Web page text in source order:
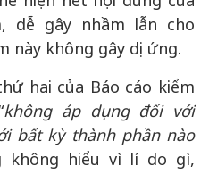
nội dung cảnh báo, nhưng nội
nhãn. Ảnh: Lê Xuân Thọ